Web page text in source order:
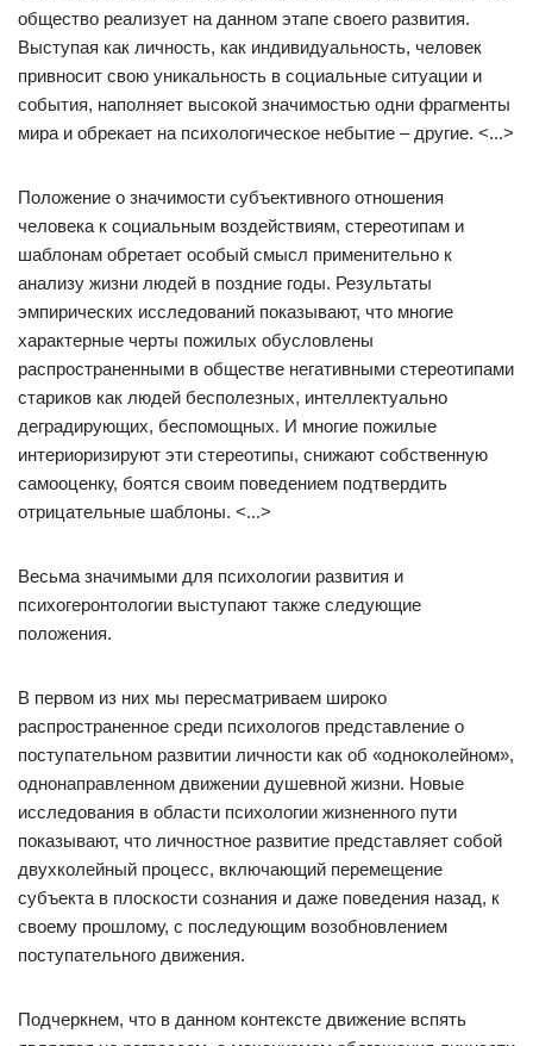
общество реализует на данном этапе своего развития.
Выступая как личность, как индивидуальность, человек
привносит свою уникальность в социальные ситуации и
события, наполняет высокой значимостью одни фрагменты
мира и обрекает на психологическое небытие – другие. <...>
Положение о значимости субъективного отношения
человека к социальным воздействиям, стереотипам и
шаблонам обретает особый смысл применительно к
анализу жизни людей в поздние годы. Результаты
эмпирических исследований показывают, что многие
характерные черты пожилых обусловлены
распространенными в обществе негативными стереотипами
стариков как людей бесполезных, интеллектуально
деградирующих, беспомощных. И многие пожилые
интериоризируют эти стереотипы, снижают собственную
самооценку, боятся своим поведением подтвердить
отрицательные шаблоны. <...>
Весьма значимыми для психологии развития и
психогеронтологии выступают также следующие
положения.
В первом из них мы пересматриваем широко
распространенное среди психологов представление о
поступательном развитии личности как об «одноколейном»,
однонаправленном движении душевной жизни. Новые
исследования в области психологии жизненного пути
показывают, что личностное развитие представляет собой
двухколейный процесс, включающий перемещение
субъекта в плоскости сознания и даже поведения назад, к
своему прошлому, с последующим возобновлением
поступательного движения.
Подчеркнем, что в данном контексте движение вспять